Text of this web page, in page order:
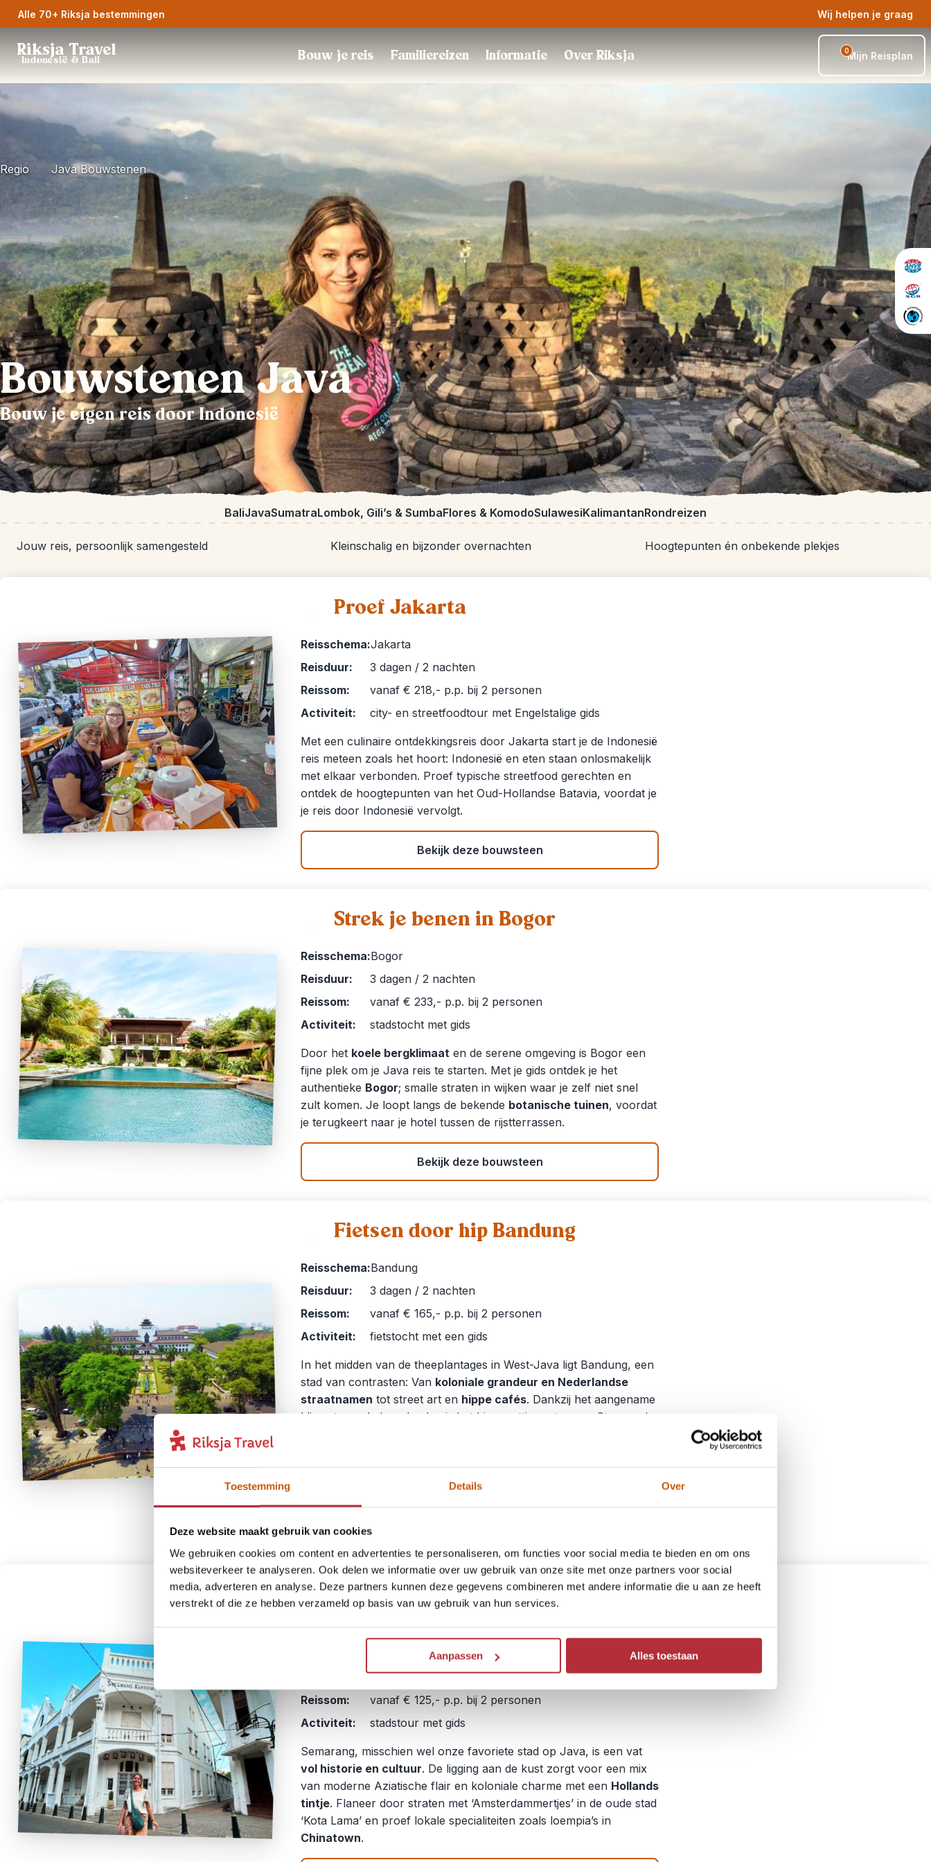
Toestemming Details Over
Deze website maakt gebruik van cookies
We gebruiken cookies om content en advertenties te personaliseren, om functies voor social media te bieden en om ons
websiteverkeer te analyseren. Ook delen we informatie over uw gebruik van onze site met onze partners voor social
media, adverteren en analyse. Deze partners kunnen deze gegevens combineren met andere informatie die u aan ze heeft
verstrekt of die ze hebben verzameld op basis van uw gebruik van hun services.
Aanpassen Alles toestaan
Alle 70+ Riksja bestemmingen Wij helpen je graag
Riksja Travel
Indonesië & Bali Bouw je reis Familiereizen Informatie Over Riksja 0Mijn Reisplan
Regio Java Bouwstenen
Bouwstenen Java
Bouw je eigen reis door Indonesië
BaliJavaSumatraLombok, Gili’s & SumbaFlores & KomodoSulawesiKalimantanRondreizen
Jouw reis, persoonlijk samengesteld Kleinschalig en bijzonder overnachten Hoogtepunten én onbekende plekjes
Proef Jakarta
Reisschema:Jakarta
Reisduur:
3 dagen / 2 nachten
Reissom:
vanaf € 218,- p.p. bij 2 personen
Activiteit:
city- en streetfoodtour met Engelstalige gids
Met een culinaire ontdekkingsreis door Jakarta start je de Indonesië
reis meteen zoals het hoort: Indonesië en eten staan onlosmakelijk
met elkaar verbonden. Proef typische streetfood gerechten en
ontdek de hoogtepunten van het Oud-Hollandse Batavia, voordat je
je reis door Indonesië vervolgt.
Bekijk deze bouwsteen
Strek je benen in Bogor
Reisschema:Bogor
Reisduur:
3 dagen / 2 nachten
Reissom:
vanaf € 233,- p.p. bij 2 personen
Activiteit:
stadstocht met gids
Door het koele bergklimaat en de serene omgeving is Bogor een
fijne plek om je Java reis te starten. Met je gids ontdek je het
authentieke Bogor; smalle straten in wijken waar je zelf niet snel
zult komen. Je loopt langs de bekende botanische tuinen, voordat
je terugkeert naar je hotel tussen de rijstterrassen.
Bekijk deze bouwsteen
Fietsen door hip Bandung
Reisschema:Bandung
Reisduur:
3 dagen / 2 nachten
Reissom:
vanaf € 165,- p.p. bij 2 personen
Activiteit:
fietstocht met een gids
In het midden van de theeplantages in West-Java ligt Bandung, een
stad van contrasten: Van koloniale grandeur en Nederlandse
straatnamen tot street art en hippe cafés. Dankzij het aangename
klimaat van de hooglanden is het hier prettig vertoeven. Stap op de
tegelijk een broedplaats is voor kunst, mode enculinaire
. Een frisse, verrassende stop op je reis door Java.
Poort naar het verleden in
Semarang
3 dagen / 2 nachten
Reissom:
vanaf € 125,- p.p. bij 2 personen
Activiteit:
stadstour met gids
Semarang, misschien wel onze favoriete stad op Java, is een vat
vol historie en cultuur. De ligging aan de kust zorgt voor een mix
van moderne Aziatische flair en koloniale charme met een Hollands
tintje. Flaneer door straten met ‘Amsterdammertjes’ in de oude stad
‘Kota Lama’ en proef lokale specialiteiten zoals loempia’s in
Chinatown.